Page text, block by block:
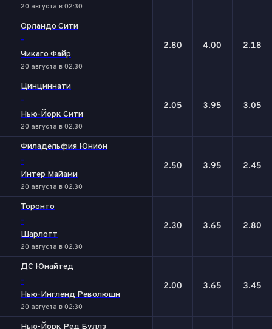
20 августа в 02:30
Орландо Сити
-
Чикаго Файр
20 августа в 02:30
2.80 4.00 2.18
Цинциннати
-
Нью-Йорк Сити
20 августа в 02:30
2.05 3.95 3.05
Филадельфия Юнион
-
Интер Майами
20 августа в 02:30
2.50 3.95 2.45
Торонто
-
Шарлотт
20 августа в 02:30
2.30 3.65 2.80
ДС Юнайтед
-
Нью-Ингленд Революшн
20 августа в 02:30
2.00 3.65 3.45
Нью-Йорк Ред Буллз